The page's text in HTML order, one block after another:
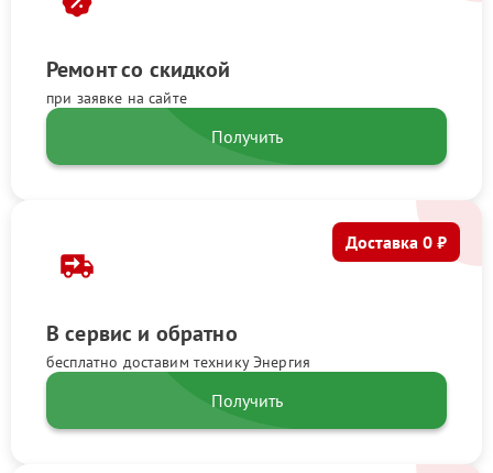
Ремонт со скидкой
при заявке на сайте
Получить
В сервис и обратно
бесплатно доставим технику Энергия
Доставка 0 ₽
Получить